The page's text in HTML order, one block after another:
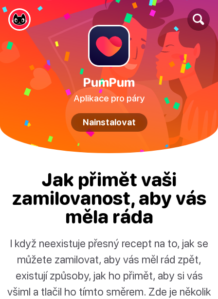
PumPum
Aplikace pro páry
Nainstalovat
Jak přimět vaši
zamilovanost, aby vás
měla ráda
I když neexistuje přesný recept na to, jak se
můžete zamilovat, aby vás měl rád zpět,
existují způsoby, jak ho přimět, aby si vás
všiml a tlačil ho tímto směrem. Zde je několik